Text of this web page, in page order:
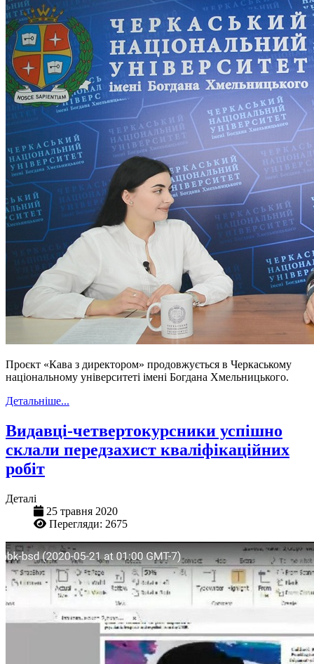
Проєкт «Кава з директором» продовжується в Черкаському
національному університеті імені Богдана Хмельницького.
Детальніше...
Видавці-четвертокурсники успішно
склали передзахист кваліфікаційних
робіт
Деталі
25 травня 2020
Перегляди: 2675